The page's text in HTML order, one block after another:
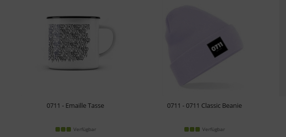
0711 - Emaille Tasse
Verfügbar
0711 - 0711 Classic Beanie
Verfügbar